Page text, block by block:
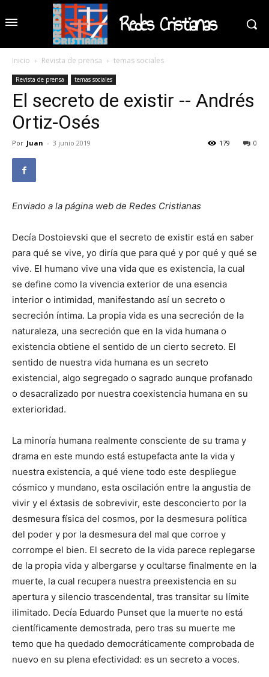
Redes Cristianas
Inicio Revista de prensa temas sociales
Revista de prensa temas sociales
El secreto de existir -- Andrés
Ortiz-Osés
Por Juan - 3 junio 2019 0
179
Enviado a la página web de Redes Cristianas
Decía Dostoievski que el secreto de existir está en saber
para qué se vive, yo diría que para qué y por qué y qué se
vive. El humano vive una vida que es existencia, la cual
se define como la vivencia exterior de una esencia
interior o intimidad, manifestando así un secreto o
secreción íntima. La propia vida es una secreción de la
naturaleza, una secreción que en la vida humana o
existencia obtiene el sentido de un cierto secreto. El
sentido de nuestra vida humana es un secreto
existencial, algo segregado o sagrado aunque profanado
o desacralizado por nuestra coexistencia humana en su
exterioridad.
La minoría humana realmente consciente de su trama y
drama en este mundo está estupefacta ante la vida y
nuestra existencia, a qué viene todo este despliegue
cósmico y mundano, esta oscilación entre la angustia de
vivir y el éxtasis de sobrevivir, este desconcierto por la
desmesura física del cosmos, por la desmesura política
del poder y por la desmesura del mal que corroe y
corrompe el bien. El secreto de la vida parece replegarse
de la propia vida y albergarse y ocultarse finalmente en la
muerte, la cual recupera nuestra preexistencia en su
apertura y silencio trascendental, tras transitar su límite
ilimitado. Decía Eduardo Punset que la muerte no está
científicamente demostrada, pero tras su muerte me
temo que ha quedado democráticamente comprobada de
nuevo en su plena efectividad: es un secreto a voces.